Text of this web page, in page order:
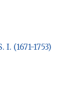
(1671-1753)